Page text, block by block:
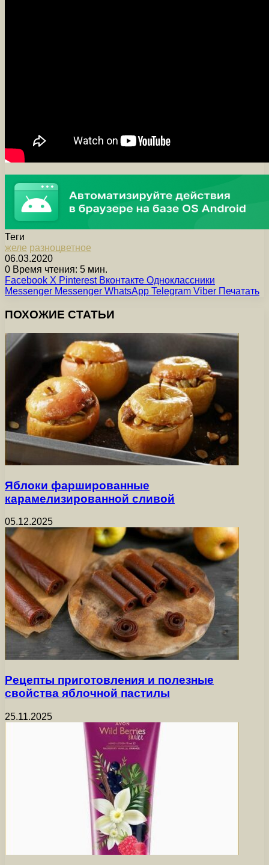
Теги
желе разноцветное
06.03.2020
0 Время чтения: 5 мин.
Facebook X Pinterest Вконтакте Одноклассники
Messenger Messenger WhatsApp Telegram Viber Печатать
ПОХОЖИЕ СТАТЬИ
Яблоки фаршированные
карамелизированной сливой
05.12.2025
Рецепты приготовления и полезные
свойства яблочной пастилы
25.11.2025